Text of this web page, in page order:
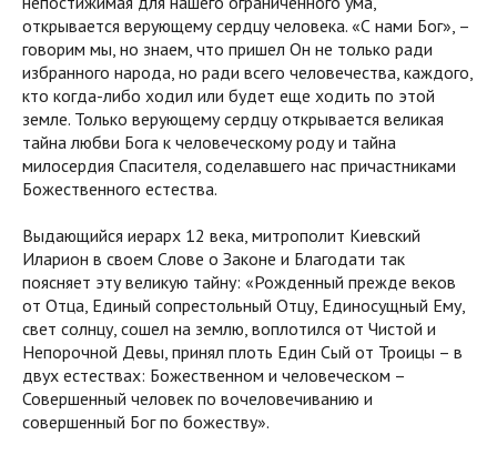
открывается верующему сердцу человека. «С нами Бог», –
говорим мы, но знаем, что пришел Он не только ради
избранного народа, но ради всего человечества, каждого,
кто когда-либо ходил или будет еще ходить по этой
земле. Только верующему сердцу открывается великая
тайна любви Бога к человеческому роду и тайна
милосердия Спасителя, соделавшего нас причастниками
Божественного естества.
Выдающийся иерарх 12 века, митрополит Киевский
Иларион в своем Слове о Законе и Благодати так
поясняет эту великую тайну: «Рожденный прежде веков
от Отца, Единый сопрестольный Отцу, Единосущный Ему,
свет солнцу, сошел на землю, воплотился от Чистой и
Непорочной Девы, принял плоть Един Сый от Троицы – в
двух естествах: Божественном и человеческом –
Совершенный человек по вочеловечиванию и
совершенный Бог по божеству».